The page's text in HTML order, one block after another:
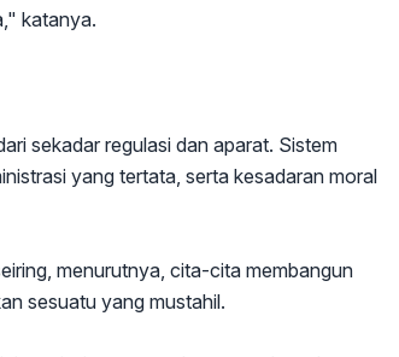
katanya.
sekadar regulasi dan aparat. Sistem
yang tertata, serta kesadaran moral
menurutnya, cita-cita membangun
sesuatu yang mustahil.